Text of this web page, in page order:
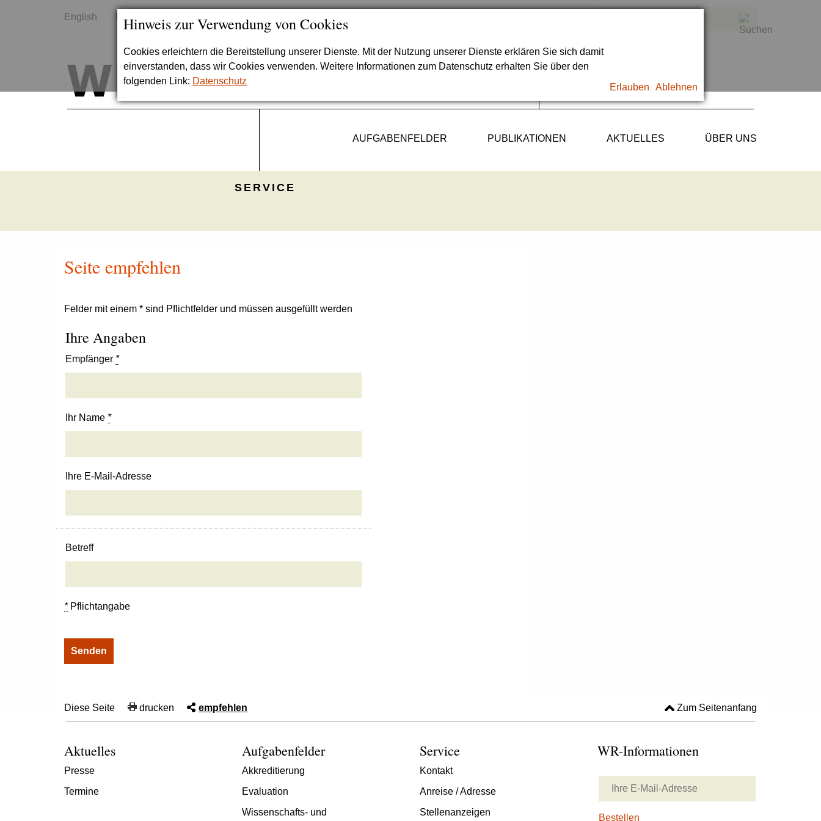
Hinweis zur Verwendung von Cookies
Cookies erleichtern die Bereitstellung unserer Dienste. Mit der Nutzung unserer Dienste erklären Sie sich damit
einverstanden, dass wir Cookies verwenden. Weitere Informationen zum Datenschutz erhalten Sie über den
folgenden Link: Datenschutz
Erlauben Ablehnen
English
AUFGABENFELDER PUBLIKATIONEN AKTUELLES ÜBER UNS
SERVICE
Seite empfehlen
Felder mit einem * sind Pflichtfelder und müssen ausgefüllt werden
Ihre Angaben
Empfänger *
Ihr Name *
Ihre E-Mail-Adresse
Betreff
*Pflichtangabe
Diese Seite drucken empfehlen Zum Seitenanfang
Aktuelles
Presse
Termine
Aufgabenfelder
Akkreditierung
Evaluation
Wissenschafts- und
Service
Kontakt
Anreise / Adresse
Stellenanzeigen
WR-Informationen